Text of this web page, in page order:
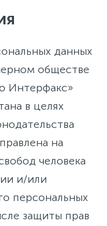
данных
обществе
Интерфакс»
в целях
на
человека
и/или
персональных
защиты прав